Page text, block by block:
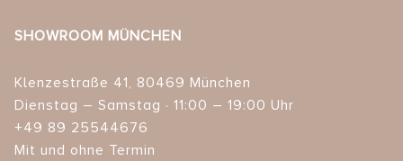
SHOWROOM MÜNCHEN
Klenzestraße 41, 80469 München
Dienstag – Samstag · 11:00 – 19:00 Uhr
+49 89 25544676
Mit und ohne Termin